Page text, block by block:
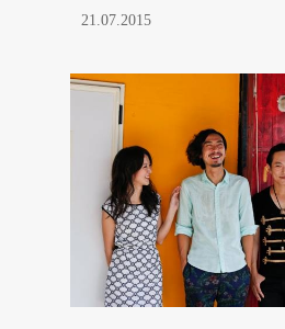
21.07.2015